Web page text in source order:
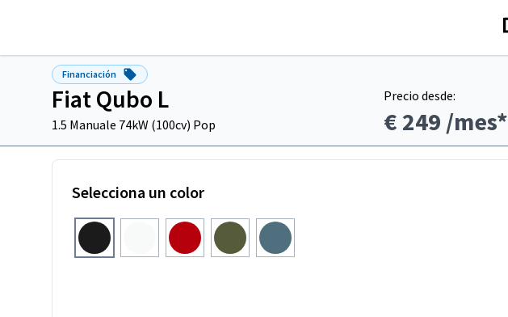
Financiación
Fiat Qubo L
1.5 Manuale 74kW (100cv) Pop
Precio desde:
€ 249 /mes*
Selecciona un color